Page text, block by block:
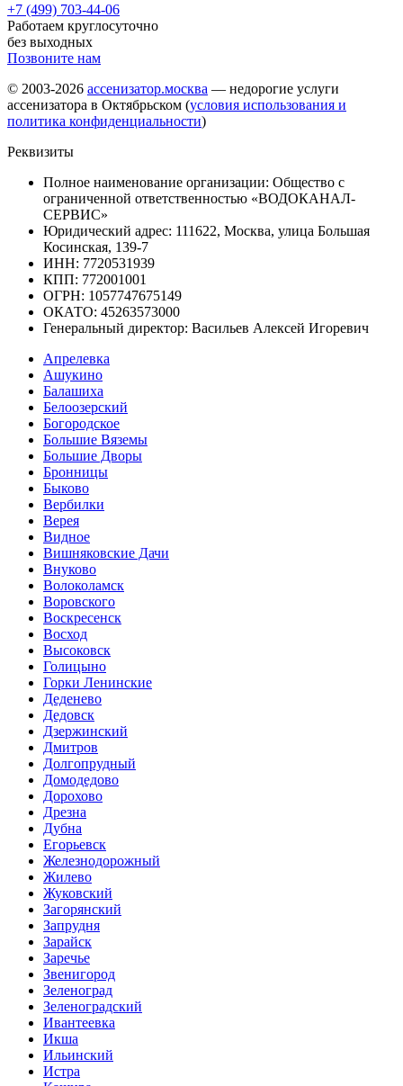
+7 (499) 703-44-06
Работаем круглосуточно
без выходных
Позвоните нам
© 2003-2026 ассенизатор.москва — недорогие услуги
ассенизатора в Октябрьском (условия использования и
политика конфиденциальности)
Реквизиты
Полное наименование организации: Общество с
ограниченной ответственностью «ВОДОКАНАЛ-
СЕРВИС»
Юридический адрес: 111622, Москва, улица Большая
Косинская, 139-7
ИНН: 7720531939
КПП: 772001001
ОГРН: 1057747675149
ОКАТО: 45263573000
Генеральный директор: Васильев Алексей Игоревич
Апрелевка
Ашукино
Балашиха
Белоозерский
Богородское
Большие Вяземы
Большие Дворы
Бронницы
Быково
Вербилки
Верея
Видное
Вишняковские Дачи
Внуково
Волоколамск
Воровского
Воскресенск
Восход
Высоковск
Голицыно
Горки Ленинские
Деденево
Дедовск
Дзержинский
Дмитров
Долгопрудный
Домодедово
Дорохово
Дрезна
Дубна
Егорьевск
Железнодорожный
Жилево
Жуковский
Загорянский
Запрудня
Зарайск
Заречье
Звенигород
Зеленоград
Зеленоградский
Ивантеевка
Икша
Ильинский
Истра